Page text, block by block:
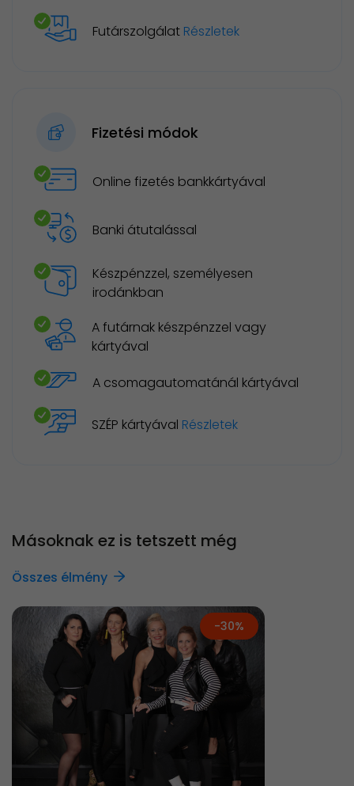
Futárszolgálat Részletek
Fizetési módok
Online fizetés bankkártyával
Banki átutalással
Készpénzzel, személyesen
irodánkban
A futárnak készpénzzel vagy
kártyával
A csomagautomatánál kártyával
SZÉP kártyával Részletek
Másoknak ez is tetszett még
Összes élmény
-30%